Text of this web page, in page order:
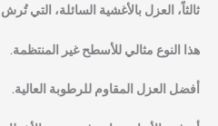
ثالثاً، العزل بالأغشية السائلة، التي
هذا النوع مثالي للأسطح غير المنتظمة.
أفضل العزل المقاوم للرطوبة العالية.